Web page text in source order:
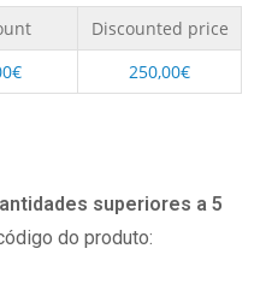
Discounted price
€ 250,00€
superiores a 5
do produto: